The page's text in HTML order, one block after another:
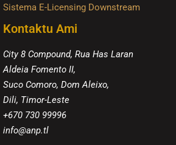
Sistema E-Licensing Downstream
Kontaktu Ami
City 8 Compound, Rua Has Laran
Aldeia Fomento II,
Suco Comoro, Dom Aleixo,
Dili, Timor-Leste
+670 730 99996
info@anp.tl